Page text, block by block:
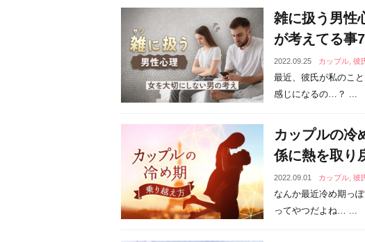
雑に扱う男性
が考えてる事7
2022.09.25 カップル ,彼
最近、彼氏が私のこ
感じになるの…？ ...
カップルの冷
係に熱を取り
2022.09.01 カップル ,彼
なんか最近冷め期っ
ってやつだよね… ...